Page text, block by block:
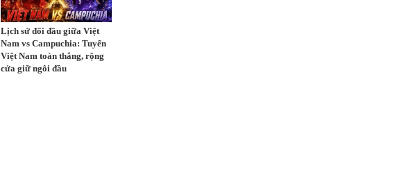
Lịch sử đối đầu giữa Việt
Nam vs Campuchia: Tuyển
Việt Nam toàn thắng, rộng
cửa giữ ngôi đầu